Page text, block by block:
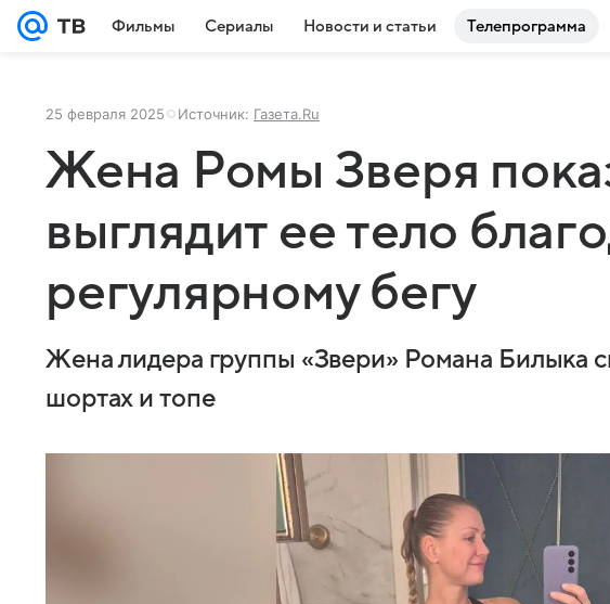
Фильмы Сериалы Новости и статьи Телепрограмма
25 февраля 2025 Источник: Газета.Ru
Жена Ромы Зверя
выглядит ее тело
регулярному бегу
Жена лидера группы «Звери» Романа Билыка
шортах и топе